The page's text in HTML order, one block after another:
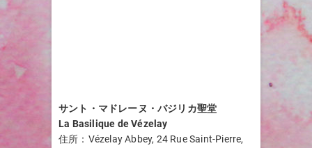
サント・マドレーヌ・バジリカ聖堂
La Basilique de Vézelay
住所：Vézelay Abbey, 24 Rue Saint-Pierre,